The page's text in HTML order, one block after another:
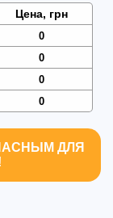
Цена, грн
0
0
0
0
ДЛЯ